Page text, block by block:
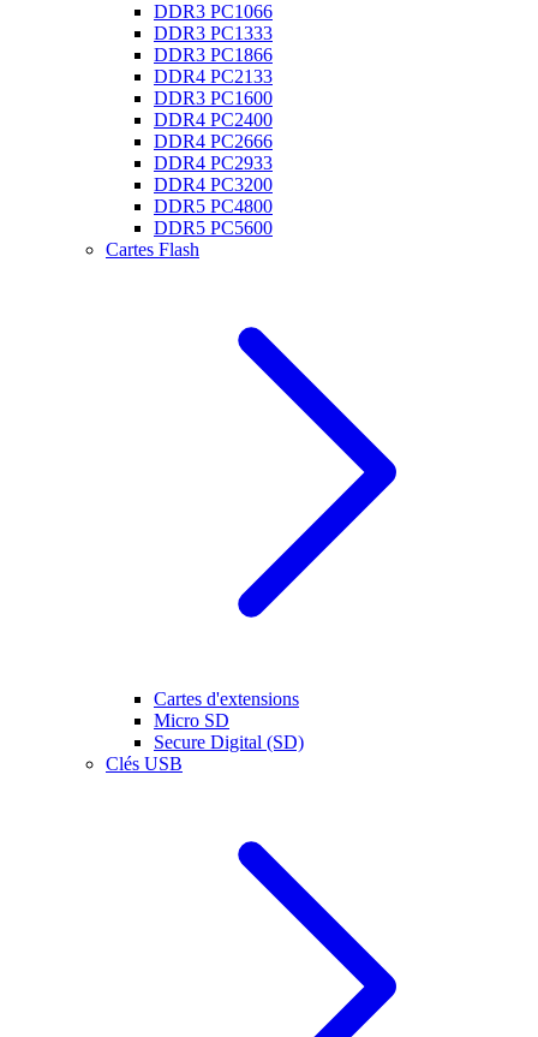
DDR3 PC1066
DDR3 PC1333
DDR3 PC1866
DDR4 PC2133
DDR3 PC1600
DDR4 PC2400
DDR4 PC2666
DDR4 PC2933
DDR4 PC3200
DDR5 PC4800
DDR5 PC5600
Cartes Flash
Cartes d'extensions
Micro SD
Secure Digital (SD)
Clés USB